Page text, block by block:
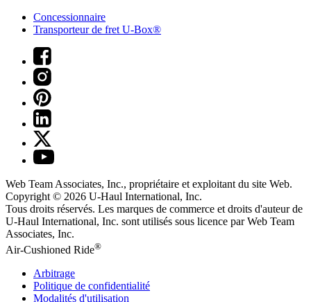
Concessionnaire
Transporteur de fret U-Box®
Web Team Associates, Inc., propriétaire et exploitant du site Web.
Copyright © 2026 U-Haul International, Inc.
Tous droits réservés. Les marques de commerce et droits d'auteur de
U-Haul International, Inc. sont utilisés sous licence par Web Team
Associates, Inc.
Air-Cushioned Ride®
Arbitrage
Politique de confidentialité
Modalités d'utilisation